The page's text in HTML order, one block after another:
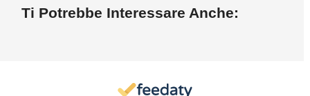
Ti Potrebbe Interessare Anche: